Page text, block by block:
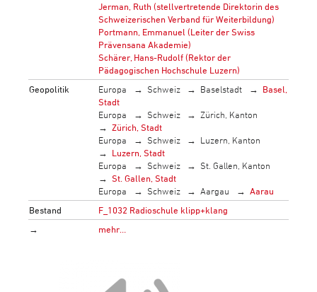
Jerman, Ruth (stellvertretende Direktorin des
Schweizerischen Verband für Weiterbildung)
Portmann, Emmanuel (Leiter der Swiss
Prävensana Akademie)
Schärer, Hans-Rudolf (Rektor der
Pädagogischen Hochschule Luzern)
Geopolitik
Europa Schweiz Baselstadt
Basel,
Stadt
Europa
Schweiz
Zürich, Kanton
Zürich, Stadt
Europa
Schweiz
Luzern, Kanton
Luzern, Stadt
Europa
Schweiz
St. Gallen, Kanton
St. Gallen, Stadt
Europa
Schweiz Aargau
Aarau
Bestand
F_1032 Radioschule klipp+klang
→
mehr…